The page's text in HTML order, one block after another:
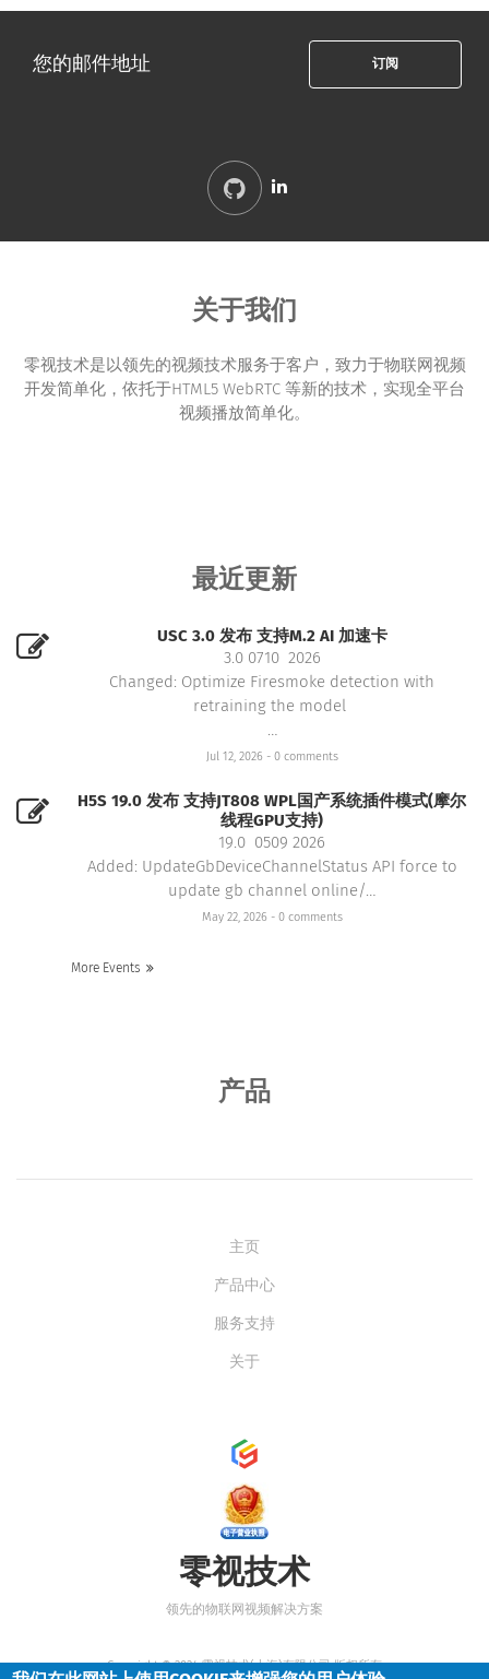
githublinkedin
关于我们
零视技术是以领先的视频技术服务于客户，致力于物联网视频
开发简单化，依托于HTML5 WebRTC 等新的技术，实现全平台
视频播放简单化。
最近更新
USC 3.0 发布 支持M.2 AI 加速卡
3.0 0710 2026
Changed: Optimize Firesmoke detection with
retraining the model
Jul 12, 2026 - 0 comments
H5S 19.0 发布 支持JT808 WPL国产系统插件模式(摩尔
线程GPU支持)
19.0 0509 2026
Added: UpdateGbDeviceChannelStatus API force to
update gb channel online/…
May 22, 2026 - 0 comments
More Events
产品
主页
产品中心
服务支持
关于
零视技术
领先的物联网视频解决方案
Copyright © 2024 零视技术(上海)有限公司 版权所有